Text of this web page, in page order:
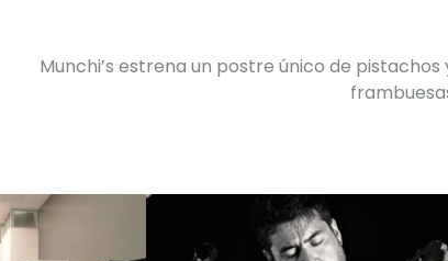
Munchi’s estrena un postre único de pistachos